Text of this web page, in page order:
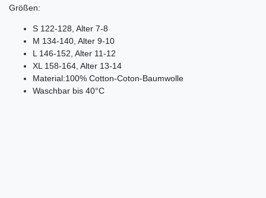
Größen:
S 122-128, Alter 7-8
M 134-140, Alter 9-10
L 146-152, Alter 11-12
XL 158-164, Alter 13-14
Material:100% Cotton-Coton-Baumwolle
Waschbar bis 40°C